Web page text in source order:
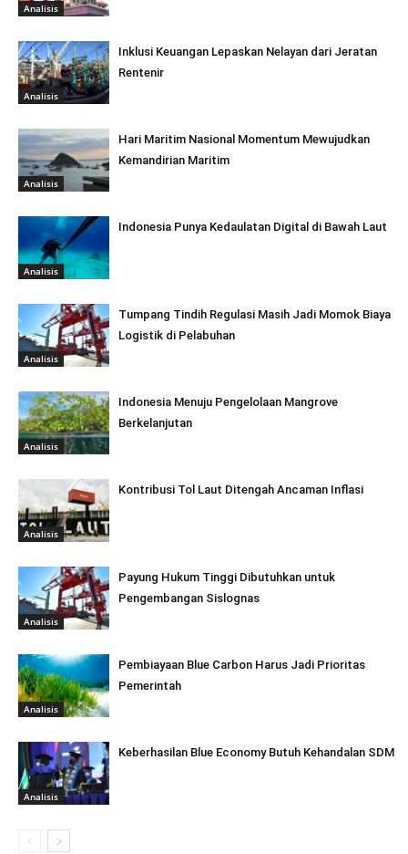
Analisis
Analisis
Inklusi Keuangan Lepaskan Nelayan dari Jeratan
Rentenir
Analisis
Hari Maritim Nasional Momentum Mewujudkan
Kemandirian Maritim
Analisis
Indonesia Punya Kedaulatan Digital di Bawah Laut
Analisis
Tumpang Tindih Regulasi Masih Jadi Momok Biaya
Logistik di Pelabuhan
Analisis
Indonesia Menuju Pengelolaan Mangrove
Berkelanjutan
Analisis
Kontribusi Tol Laut Ditengah Ancaman Inflasi
Analisis
Payung Hukum Tinggi Dibutuhkan untuk
Pengembangan Sislognas
Analisis
Pembiayaan Blue Carbon Harus Jadi Prioritas
Pemerintah
Analisis
Keberhasilan Blue Economy Butuh Kehandalan SDM